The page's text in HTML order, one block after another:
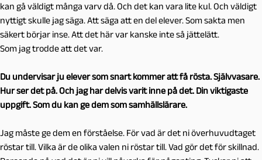
kan gå väldigt många varv då. Och det kan vara lite kul. Och väldigt
nyttigt skulle jag säga. Att säga att en del elever. Som sakta men
säkert börjar inse. Att det här var kanske inte så jättelätt.
Som jag trodde att det var.
Du undervisar ju elever som snart kommer att få rösta. Självvasare.
Hur ser det på. Och jag har delvis varit inne på det. Din viktigaste
uppgift. Som du kan ge dem som samhällslärare.
Jag måste ge dem en förståelse. För vad är det ni överhuvudtaget
röstar till. Vilka är de olika valen ni röstar till. Vad gör det för skillnad.